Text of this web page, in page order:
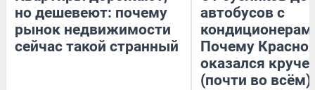
но дешевеют: почему
рынок недвижимости
сейчас такой странный
автобусов с
Почему
оказался
(почти во всём)